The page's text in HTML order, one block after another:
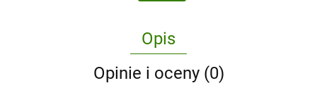
Opis
Opinie i oceny (0)